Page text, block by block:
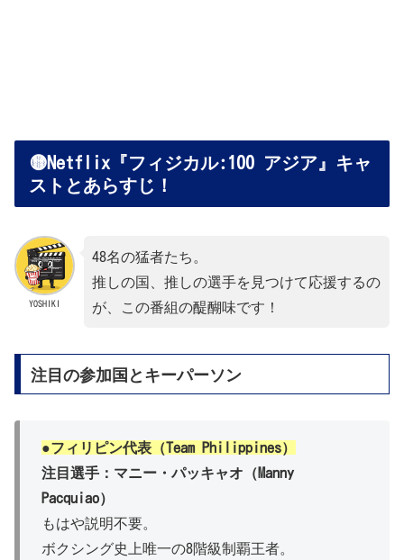
🟡Netflix『フィジカル:100 アジア』キャ
ストとあらすじ！
YOSHIKI
48名の猛者たち。
推しの国、推しの選手を見つけて応援するの
が、この番組の醍醐味です！
注目の参加国とキーパーソン
●フィリピン代表（Team Philippines）
注目選手：マニー・パッキャオ（Manny
Pacquiao）
もはや説明不要。
ボクシング史上唯一の8階級制覇王者。